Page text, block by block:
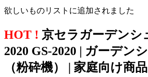
欲しいものリストに追加されました
HOT ! 京セラガーデンシ
2020 GS-2020 | ガーデン
（粉砕機） | 家庭向け商